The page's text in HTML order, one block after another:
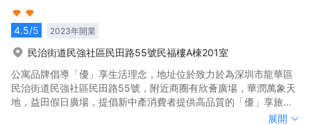
4.5/5 2023年開業
民治街道民強社區民田路55號民福樓A棟201室
公寓品牌倡導「優」享生活理念，地址位於致力於為深圳市龍華區
民治街道民強社區民田路55號，附近商圈有欣薈廣場，華潤萬象天
地，益田假日廣場，提倡新中產消費者提供高品質的「優」享旅居
體驗， 提倡簡雅、舒適的設計美學，營造舒適輕鬆的住宿風格，讓
公寓品牌倡導「優」享生活理念，地址位於致力於為深圳市龍華區
展開